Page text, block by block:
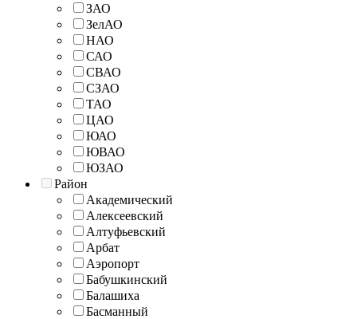
ЗАО
ЗелАО
НАО
САО
СВАО
СЗАО
ТАО
ЦАО
ЮАО
ЮВАО
ЮЗАО
Район
Академический
Алексеевский
Алтуфьевский
Арбат
Аэропорт
Бабушкинский
Балашиха
Басманный